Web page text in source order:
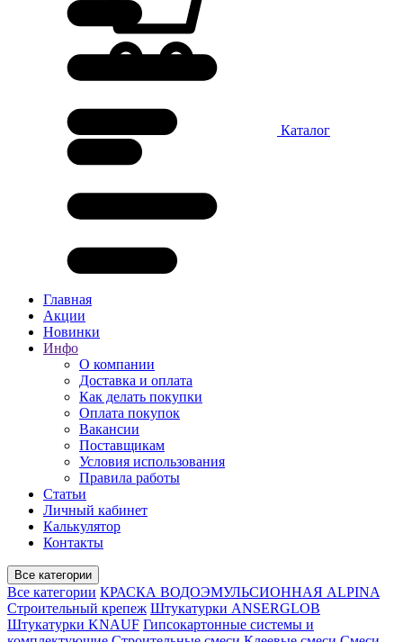
Каталог
Главная
Акции
Новинки
Инфо
О компании
Доставка и оплата
Как делать покупки
Оплата покупок
Вакансии
Поставщикам
Условия использования
Правила работы
Статьи
Личный кабинет
Калькулятор
Контакты
Все категории
Все категории КРАСКА ВОДОЭМУЛЬСИОННАЯ ALPINA
Строительный крепеж Штукатурки ANSERGLOB
Штукатурки KNAUF Гипсокартонные системы и